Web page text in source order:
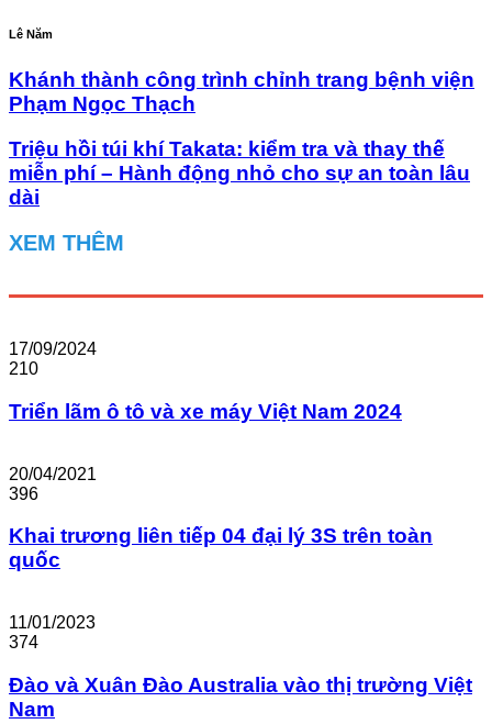
Lê Năm
Khánh thành công trình chỉnh trang bệnh viện
Phạm Ngọc Thạch
Triệu hồi túi khí Takata: kiểm tra và thay thế
miễn phí – Hành động nhỏ cho sự an toàn lâu
dài
XEM THÊM
17/09/2024
210
Triển lãm ô tô và xe máy Việt Nam 2024
20/04/2021
396
Khai trương liên tiếp 04 đại lý 3S trên toàn
quốc
11/01/2023
374
Đào và Xuân Đào Australia vào thị trường Việt
Nam